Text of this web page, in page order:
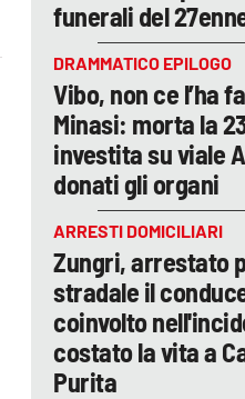
funerali del
DRAMMATICO EPILOGO
Vibo, non ce l’ha
Minasi: morta la
investita su viale
donati gli organi
ARRESTI DOMICILIARI
Zungri, arrestato
stradale il
coinvolto
costato la vita a
Purita